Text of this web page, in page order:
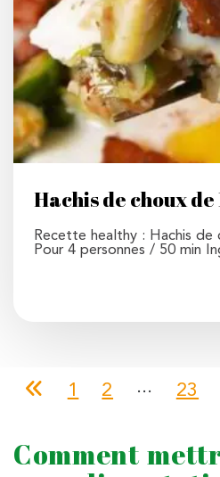
Hachis de choux
Recette healthy : Hachis de
Pour 4 personnes / 50 min
1 2 … 23
Comment